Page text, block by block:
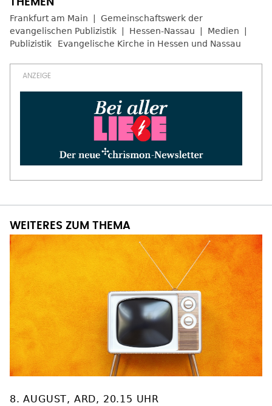
Frankfurt am Main
Gemeinschaftswerk der
evangelischen Publizistik
Hessen-Nassau
Medien
Publizistik
Evangelische Kirche in Hessen und Nassau
WEITERES ZUM THEMA
8. AUGUST, ARD, 20.15 UHR